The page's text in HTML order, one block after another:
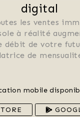
digital
les ventes
à réalité
débit de votre
de
mobile